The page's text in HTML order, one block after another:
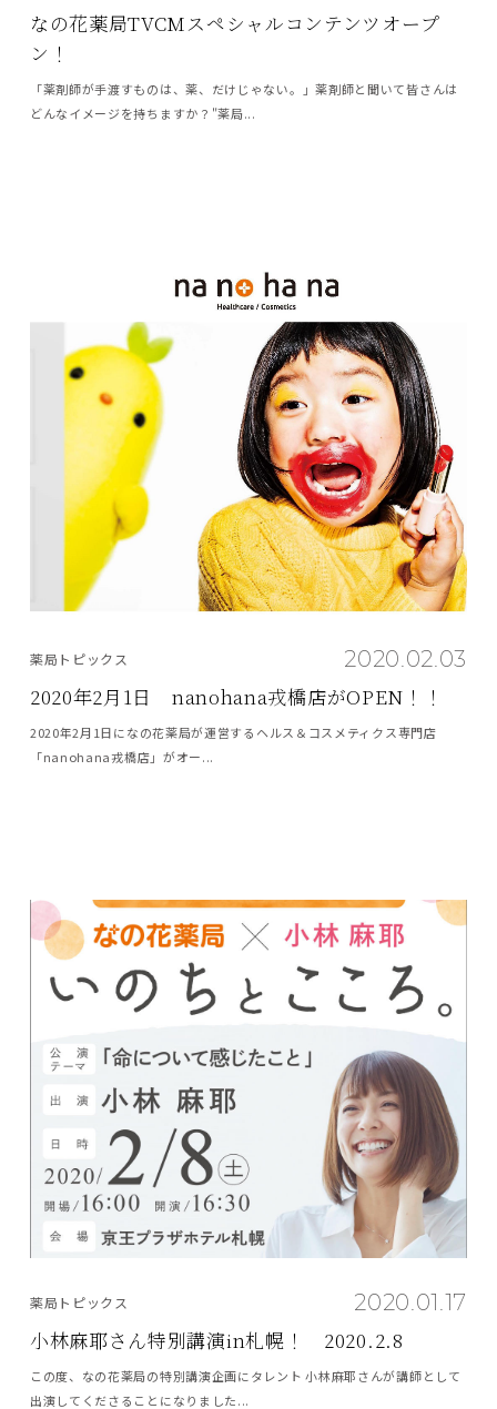
なの花薬局TVCMスペシャルコンテンツオープ
ン！
「薬剤師が手渡すものは、薬、だけじゃない。」薬剤師と聞いて皆さんは
どんなイメージを持ちますか？"薬局...
2020.02.03
薬局トピックス
2020年2月1日 nanohana戎橋店がOPEN！！
2020年2月1日になの花薬局が運営するヘルス＆コスメティクス専門店
「nanohana戎橋店」がオー...
2020.01.17
薬局トピックス
小林麻耶さん特別講演in札幌！ 2020.2.8
この度、なの花薬局の特別講演企画にタレント 小林麻耶さんが講師として
出演してくださることになりました...